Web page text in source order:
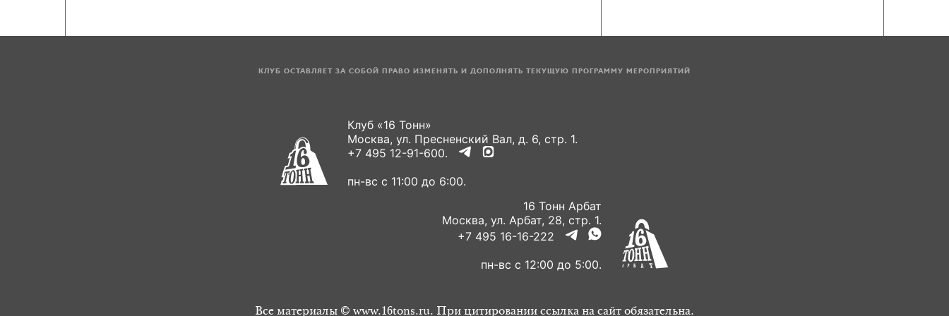
КЛУБ ОСТАВЛЯЕТ ЗА СОБОЙ ПРАВО ИЗМЕНЯТЬ И ДОПОЛНЯТЬ ТЕКУЩУЮ ПРОГРАММУ МЕРОПРИЯТИЙ
Клуб «16 Тонн»
Москва, ул. Пресненский Вал, д. 6, стр. 1.
+7 495 12-91-600.
пн-вс с 11:00 до 6:00.
16 Тонн Арбат
Москва, ул. Арбат, 28, стр. 1.
+7 495 16-16-222
пн-вс с 12:00 до 5:00.
Все материалы © www.16tons.ru. При цитировании ссылка на сайт обязательна.